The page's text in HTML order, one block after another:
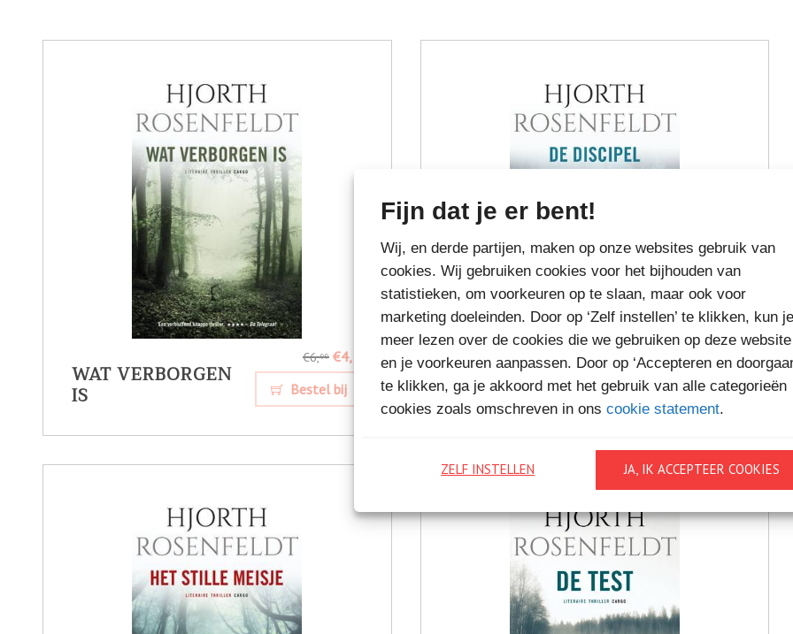
Fijn dat je er bent!
Wij, en derde partijen, maken op onze websites gebruik van
cookies. Wij gebruiken cookies voor het bijhouden van
statistieken, om voorkeuren op te slaan, maar ook voor
marketing doeleinden. Door op ‘Zelf instellen’ te klikken, kun je
meer lezen over de cookies die we gebruiken op deze website
en je voorkeuren aanpassen. Door op ‘Accepteren en
te klikken, ga je akkoord met het gebruik van alle categorieën
cookies zoals omschreven in ons cookie statement.
JA, IK ACCEPTEER COOKIES
ZELF INSTELLEN
WAT VERBORGEN
IS
€6,99 €4,
Bestel bij DE DISCIPEL
€6,
Bestel bij